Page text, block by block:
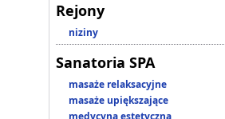
Rejony
niziny
Sanatoria SPA
masaże relaksacyjne
masaże upiększające